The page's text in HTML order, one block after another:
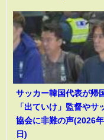
サッカー韓国代表が帰
「出ていけ」監督やサ
協会に非難の声(2026
日)